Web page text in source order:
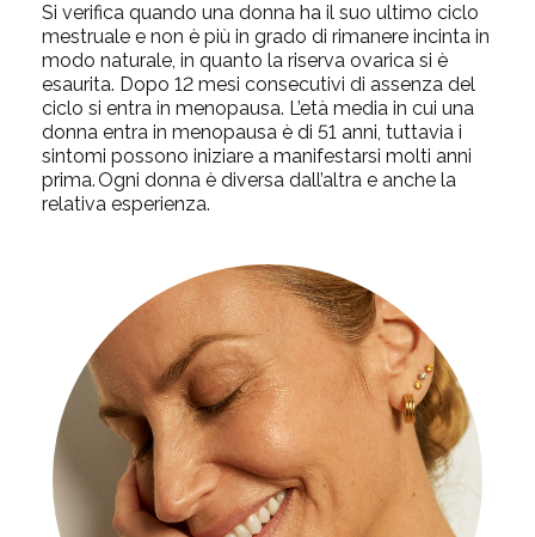
Si verifica quando una donna ha il suo ultimo ciclo
mestruale e non è più in grado di rimanere incinta in
modo naturale, in quanto la riserva ovarica si è
esaurita. Dopo 12 mesi consecutivi di assenza del
ciclo si entra in menopausa. L’età media in cui una
donna entra in menopausa è di 51 anni, tuttavia i
sintomi possono iniziare a manifestarsi molti anni
prima. Ogni donna è diversa dall’altra e anche la
relativa esperienza.